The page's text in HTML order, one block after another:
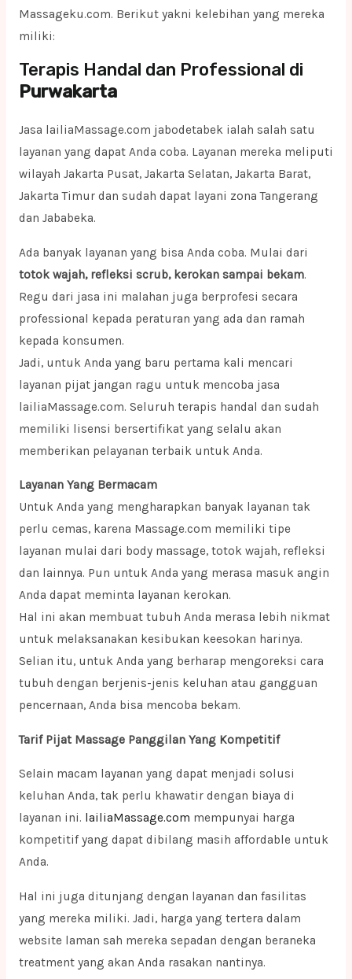
Massageku.com. Berikut yakni kelebihan yang mereka
miliki:
Terapis Handal dan Professional di
Purwakarta
Jasa lailiaMassage.com jabodetabek ialah salah satu
layanan yang dapat Anda coba. Layanan mereka meliputi
wilayah Jakarta Pusat, Jakarta Selatan, Jakarta Barat,
Jakarta Timur dan sudah dapat layani zona Tangerang
dan Jababeka.
Ada banyak layanan yang bisa Anda coba. Mulai dari
totok wajah, refleksi scrub, kerokan sampai bekam.
Regu dari jasa ini malahan juga berprofesi secara
professional kepada peraturan yang ada dan ramah
kepada konsumen.
Jadi, untuk Anda yang baru pertama kali mencari
layanan pijat jangan ragu untuk mencoba jasa
lailiaMassage.com. Seluruh terapis handal dan sudah
memiliki lisensi bersertifikat yang selalu akan
memberikan pelayanan terbaik untuk Anda.
Layanan Yang Bermacam
Untuk Anda yang mengharapkan banyak layanan tak
perlu cemas, karena Massage.com memiliki tipe
layanan mulai dari body massage, totok wajah, refleksi
dan lainnya. Pun untuk Anda yang merasa masuk angin
Anda dapat meminta layanan kerokan.
Hal ini akan membuat tubuh Anda merasa lebih nikmat
untuk melaksanakan kesibukan keesokan harinya.
Selian itu, untuk Anda yang berharap mengoreksi cara
tubuh dengan berjenis-jenis keluhan atau gangguan
pencernaan, Anda bisa mencoba bekam.
Tarif Pijat Massage Panggilan Yang Kompetitif
Selain macam layanan yang dapat menjadi solusi
keluhan Anda, tak perlu khawatir dengan biaya di
layanan ini. lailiaMassage.com mempunyai harga
kompetitif yang dapat dibilang masih affordable untuk
Anda.
Hal ini juga ditunjang dengan layanan dan fasilitas
yang mereka miliki. Jadi, harga yang tertera dalam
website laman sah mereka sepadan dengan beraneka
treatment yang akan Anda rasakan nantinya.